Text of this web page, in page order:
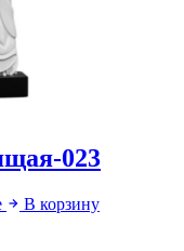
023
В корзину